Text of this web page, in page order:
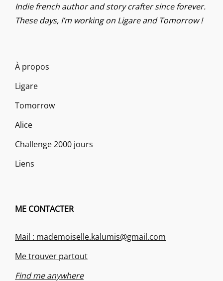
Indie french author and story crafter since forever.
These days, I’m working on Ligare and Tomorrow !
À propos
Ligare
Tomorrow
Alice
Challenge 2000 jours
Liens
ME CONTACTER
Mail : mademoiselle.kalumis@gmail.com
Me trouver partout
Find me anywhere